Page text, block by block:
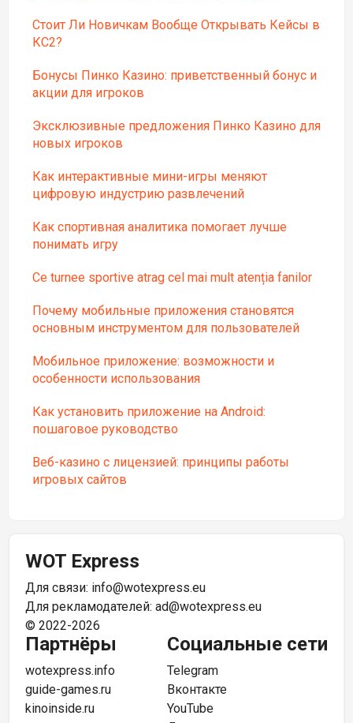
Стоит Ли Новичкам Вообще Открывать Кейсы в
КС2?
Бонусы Пинко Казино: приветственный бонус и
акции для игроков
Эксклюзивные предложения Пинко Казино для
новых игроков
Как интерактивные мини-игры меняют
цифровую индустрию развлечений
Как спортивная аналитика помогает лучше
понимать игру
Ce turnee sportive atrag cel mai mult atenția fanilor
Почему мобильные приложения становятся
основным инструментом для пользователей
Мобильное приложение: возможности и
особенности использования
Как установить приложение на Android:
пошаговое руководство
Веб-казино с лицензией: принципы работы
игровых сайтов
WOT Express
Для связи: info@wotexpress.eu
Для рекламодателей: ad@wotexpress.eu
© 2022-2026
Партнёры
wotexpress.info
guide-games.ru
kinoinside.ru
Социальные сети
Telegram
Вконтакте
YouTube